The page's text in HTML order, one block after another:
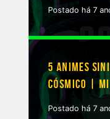
Postado há 7
5 ANIMES
CÓSMICO |
Postado há 7